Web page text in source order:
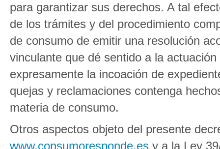
para garantizar sus derechos. A tal
de los trámites y del procedimiento
de consumo de emitir una resolución
vinculante que dé sentido a la
expresamente la incoación de
quejas y reclamaciones contenga
materia de consumo.
Otros aspectos objeto del presente
www.consumoresponde.es y a la Ley